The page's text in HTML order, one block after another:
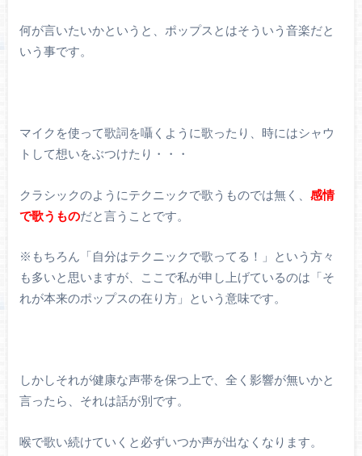
何が言いたいかというと、ポップスとはそういう音楽だと
いう事です。
マイクを使って歌詞を囁くように歌ったり、時にはシャウ
トして想いをぶつけたり・・・
クラシックのようにテクニックで歌うものでは無く、 感情
で歌うものだと言うことです。
※もちろん「自分はテクニックで歌ってる！」という方々
も多いと思いますが、ここで私が申し上げているのは「そ
れが本来のポップスの在り方」という意味です。
しかしそれが健康な声帯を保つ上で、全く影響が無いかと
言ったら、それは話が別です。
喉で歌い続けていくと必ずいつか声が出なくなります。